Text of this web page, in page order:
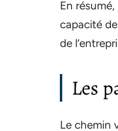
En
capacité
de
Les
Le chemin